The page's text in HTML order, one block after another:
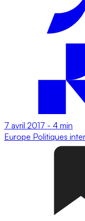
7 avril 2017 - 4 min
Europe Politiques